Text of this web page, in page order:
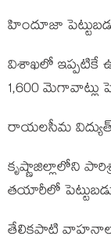
హిందూజా
విశాఖలో ఇప్ప‌టికే
1,600 మెగావాట్లు
రాయలసీమ విద్యుత్
కృష్ణాజిల్లాలోని
త‌యారీలో